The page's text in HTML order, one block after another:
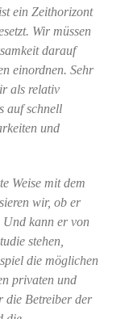
ein Zeithorizont
Wir müssen
darauf
einordnen. Sehr
als relativ
auf schnell
und
Weise mit dem
wir, ob er
kann er von
stehen,
die möglichen
privaten und
die Betreiber der